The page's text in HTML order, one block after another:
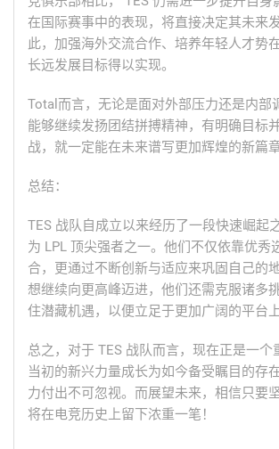
在国际赛事中的表现，将直接决定其未来
此，加强海外交流合作、培养年轻人才势
长远发展目标得以实现。
Total而言，无论是面对外部压力还是内部
能够继续发扬团结拼搏精神，有明确目标
战，就一定能在未来谱写更加辉煌的新篇章
总结：
TES 战队自成立以来经历了一段快速崛起
为 LPL 顶尖强者之一。他们不仅依靠优秀
合，更通过不断创新与适应来巩固自己的
想继续向更高峰迈进，他们还需克服诸多
住潜藏机遇，以便立足于更加广阔的平台上
总之，对于 TES 战队而言，现在正是一个
当初的新兴力量成长为如今备受瞩目的存
力付出不可忽视。而展望未来，相信只要
将在电竞历史上留下浓重一笔！